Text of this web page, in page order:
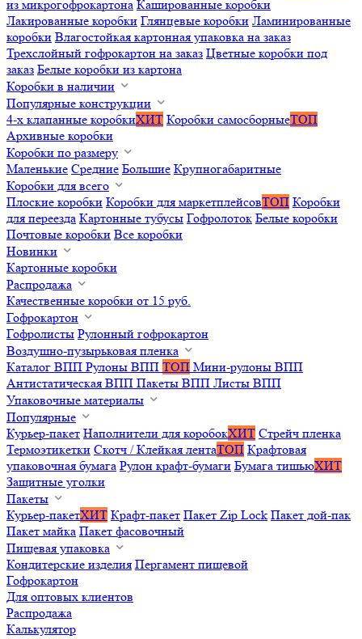
из микрогофрокартона Кашированные коробки
Лакированные коробки Глянцевые коробки Ламинированные
коробки Влагостойкая картонная упаковка на заказ
Трехслойный гофрокартон на заказ Цветные коробки под
заказ Белые коробки из картона
Коробки в наличии
Популярные конструкции
4-х клапанные коробкиХИТ Коробки самосборныеТОП
Архивные коробки
Коробки по размеру
Маленькие Средние Большие Крупногабаритные
Коробки для всего
Плоские коробки Коробки для маркетплейсовТОП Коробки
для переезда Картонные тубусы Гофролоток Белые коробки
Почтовые коробки Все коробки
Новинки
Картонные коробки
Распродажа
Качественные коробки от 15 руб.
Гофрокартон
Гофролисты Рулонный гофрокартон
Воздушно-пузырьковая пленка
Каталог ВПП Рулоны ВПП ТОП Мини-рулоны ВПП
Антистатическая ВПП Пакеты ВПП Листы ВПП
Упаковочные материалы
Популярные
Курьер-пакет Наполнители для коробокХИТ Стрейч пленка
Термоэтикетки Скотч / Клейкая лентаТОП Крафтовая
упаковочная бумага Рулон крафт-бумаги Бумага тишьюХИТ
Защитные уголки
Пакеты
Курьер-пакетХИТ Крафт-пакет Пакет Zip Lock Пакет дой-пак
Пакет майка Пакет фасовочный
Пищевая упаковка
Кондитерские изделия Пергамент пищевой
Гофрокартон
Для оптовых клиентов
Распродажа
Калькулятор